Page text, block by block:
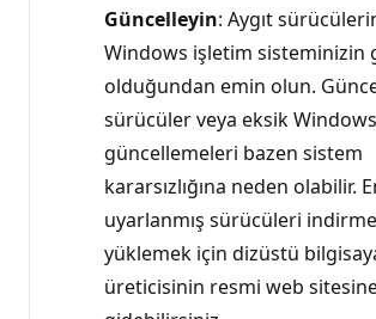
Güncelleyin: Aygıt
Windows işletim sisteminizin
olduğundan emin olun.
sürücüler veya eksik Windows
güncellemeleri bazen sistem
kararsızlığına neden olabilir.
uyarlanmış sürücüleri
yüklemek için dizüstü
üreticisinin resmi web